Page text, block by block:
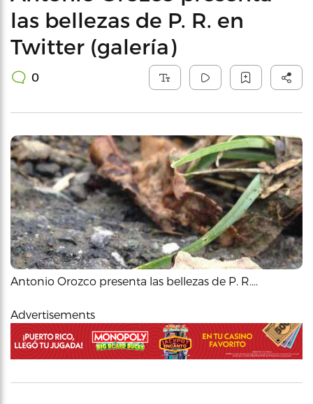
las bellezas de P. R. en
Twitter (galería)
0
Antonio Orozco presenta las bellezas de P. R….
Advertisements